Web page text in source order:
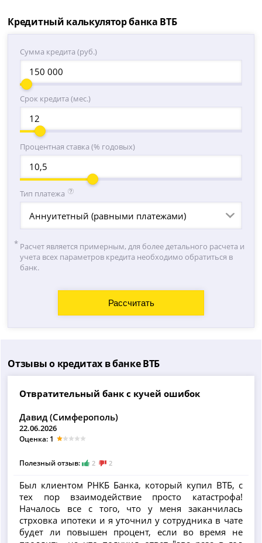
Кредитный калькулятор банка ВТБ
Сумма кредита (руб.)
Срок кредита (мес.)
Процентная ставка (% годовых)
Тип платежа
Аннуитетный (равными платежами)
Расчет является примерным, для более детального расчета и
учета всех параметров кредита необходимо обратиться в
банк.
Отзывы о кредитах в банке ВТБ
Отвратительный банк с кучей ошибок
Давид (Симферополь)
22.06.2026
Оценка: 1
Полезный отзыв: 2 2
Был клиентом РНКБ Банка, который купил ВТБ, с
тех пор взаимодействие просто катастрофа!
Началось все с того, что у меня заканчилась
стрховка ипотеки и я уточнил у сотрудника в чате
будет ли повышен процент, если во время не